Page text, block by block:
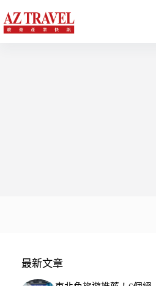
至
主
最新文章